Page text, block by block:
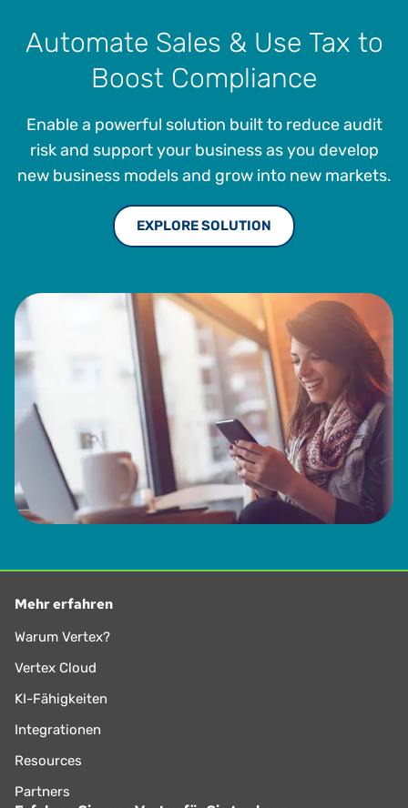
Kommunikationswissenschaft von der West Chester
University.
Automate Sales & Use Tax to
Boost Compliance
Enable a powerful solution built to reduce audit
risk and support your business as you develop
new business models and grow into new markets.
EXPLORE SOLUTION
Mehr erfahren
Warum Vertex?
Vertex Cloud
KI-Fähigkeiten
Integrationen
Resources
Partners